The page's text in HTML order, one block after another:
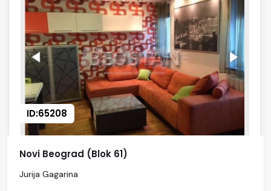
ID:65208
Novi Beograd (Blok 61)
Jurija Gagarina